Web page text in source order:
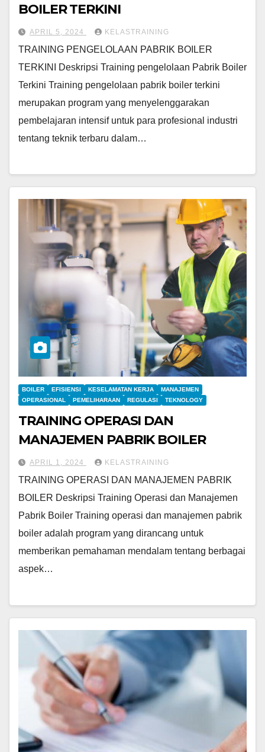
BOILER TERKINI
APRIL 5, 2024 KELASTRAINING
TRAINING PENGELOLAAN PABRIK BOILER
TERKINI Deskripsi Training pengelolaan Pabrik Boiler
Terkini Training pengelolaan pabrik boiler terkini
merupakan program yang menyelenggarakan
pembelajaran intensif untuk para profesional industri
tentang teknik terbaru dalam…
BOILER EFISIENSI KESELAMATAN KERJA
MANAJEMEN
OPERASIONAL
PEMELIHARAAN REGULASI TEKNOLOGY
TRAINING OPERASI DAN
MANAJEMEN PABRIK BOILER
APRIL 1, 2024 KELASTRAINING
TRAINING OPERASI DAN MANAJEMEN PABRIK
BOILER Deskripsi Training Operasi dan Manajemen
Pabrik Boiler Training operasi dan manajemen pabrik
boiler adalah program yang dirancang untuk
memberikan pemahaman mendalam tentang berbagai
aspek…